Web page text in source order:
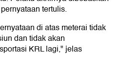
tertulis.
di atas meterai tidak
dan tidak akan
KRL lagi," jelas